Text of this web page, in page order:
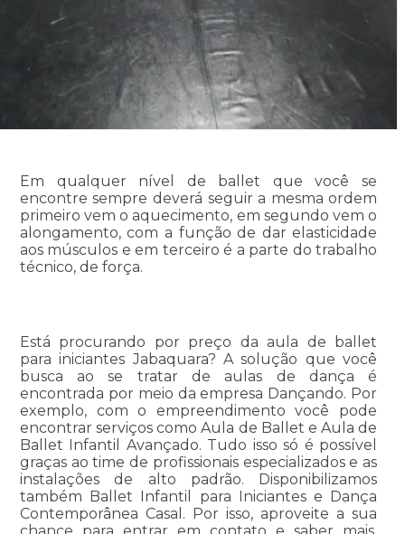
Em qualquer nível de ballet que você se
encontre sempre deverá seguir a mesma ordem
primeiro vem o aquecimento, em segundo vem o
alongamento, com a função de dar elasticidade
aos músculos e em terceiro é a parte do trabalho
técnico, de força.
Está procurando por preço da aula de ballet
para iniciantes Jabaquara? A solução que você
busca ao se tratar de aulas de dança é
encontrada por meio da empresa Dançando. Por
exemplo, com o empreendimento você pode
encontrar serviços como Aula de Ballet e Aula de
Ballet Infantil Avançado. Tudo isso só é possível
graças ao time de profissionais especializados e as
instalações de alto padrão. Disponibilizamos
também Ballet Infantil para Iniciantes e Dança
Contemporânea Casal. Por isso, aproveite a sua